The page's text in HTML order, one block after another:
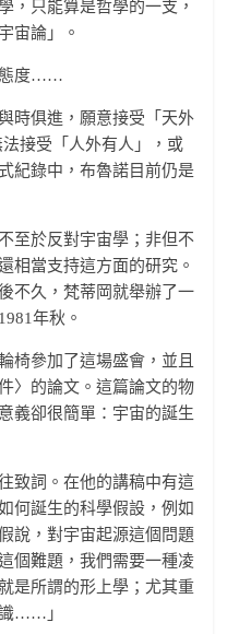
，只能算是哲學的一支，
宙論」。
態度……
時俱進，願意接受「天外
接受「人外有人」，或
紀錄中，布魯諾目前仍是
至於反對宇宙學；非但不
相當支持這方面的研究。
不久，梵蒂岡就舉辦了一
年秋。
椅參加了這場盛會，並且
〉的論文。這篇論文的物
義卻很簡單：宇宙的誕生
致詞。在他的講稿中有這
何誕生的科學假設，例如
說，對宇宙起源這個問題
個難題，我們需要一種凌
是所謂的形上學；尤其重
……」